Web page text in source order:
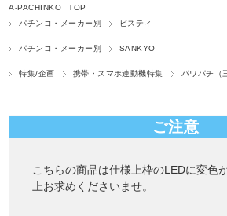
A-PACHINKO TOP
パチンコ・メーカー別
ビスティ
パチンコ・メーカー別 SANKYO
特集/企画 携帯・スマホ連動機特集 パワパチ（
ご注意
こちらの商品は仕様上枠のLEDに変色
上お求めくださいませ。